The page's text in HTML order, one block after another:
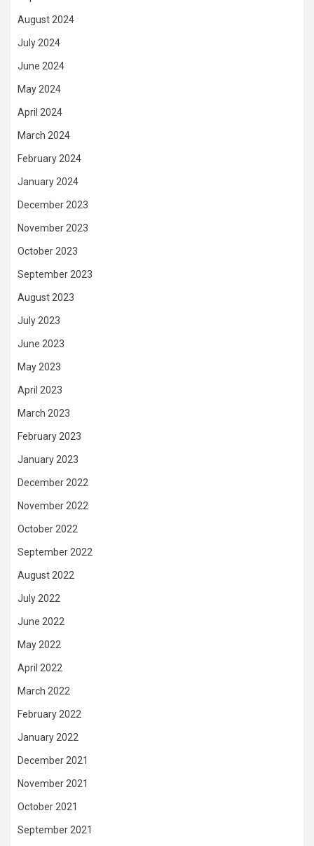
August 2024
July 2024
June 2024
May 2024
April 2024
March 2024
February 2024
January 2024
December 2023
November 2023
October 2023
September 2023
August 2023
July 2023
June 2023
May 2023
April 2023
March 2023
February 2023
January 2023
December 2022
November 2022
October 2022
September 2022
August 2022
July 2022
June 2022
May 2022
April 2022
March 2022
February 2022
January 2022
December 2021
November 2021
October 2021
September 2021